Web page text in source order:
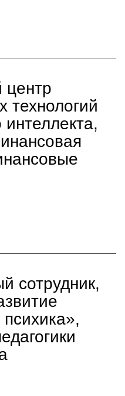
центр
интеллекта,
сотрудник,